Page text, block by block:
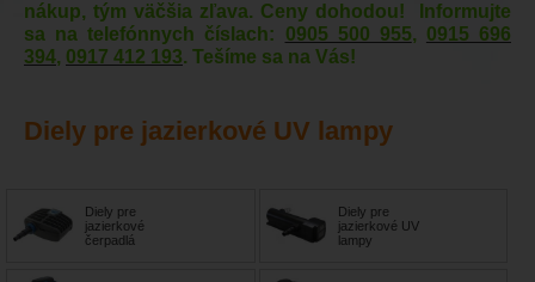
nákup, tým väčšia zľava. Ceny dohodou! Informujte
sa na telefónnych číslach: 0905 500 955, 0915 696
394, 0917 412 193. Tešíme sa na Vás!
Diely pre jazierkové UV lampy
Diely pre
jazierkové
čerpadlá
Diely pre
jazierkové UV
lampy